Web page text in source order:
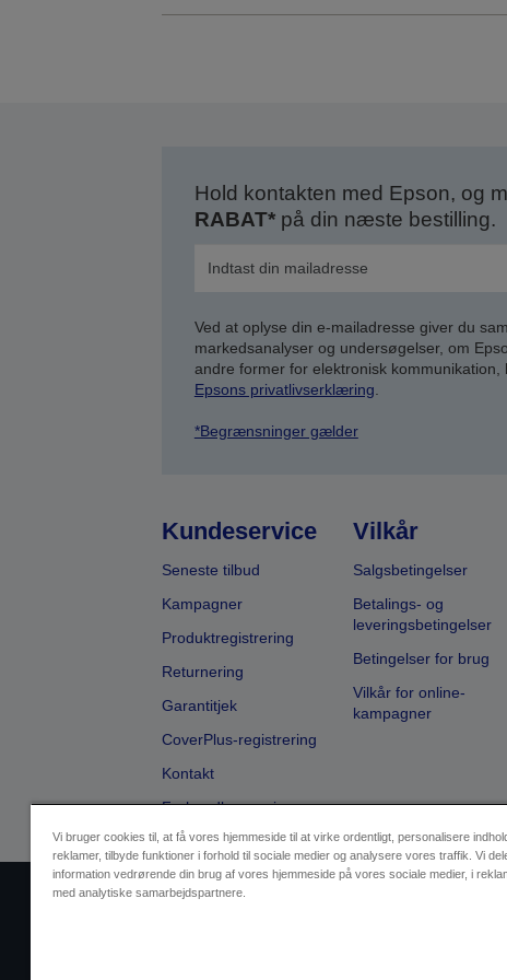
Hold kontakten med Epson, og
RABAT*på din næste bestilling.
Ved at oplyse din e-mailadresse giver du
markedsanalyser og undersøgelser, om
andre former for elektronisk
Epsons privatlivserklæring.
*Begrænsninger gælder
Kundeservice
Seneste tilbud
Kampagner
Produktregistrering
Returnering
Garantitjek
CoverPlus-registrering
Kontakt
Forhandlersøgning
Vilkår
Salgsbetingelser
Betalings- og
leveringsbetingelser
Betingelser for brug
Vilkår for online-
kampagner
Vi bruger cookies til, at få vores hjemmeside til at virke ordentligt, personalisere
reklamer, tilbyde funktioner i forhold til sociale medier og analysere vores traffik. Vi
information vedrørende din brug af vores hjemmeside på vores sociale medier, i
med analytiske samarbejdspartnere.